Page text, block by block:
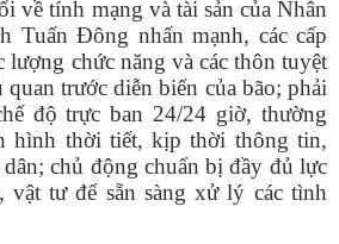
về tính mạng và tài sản của Nhân
Tuấn Đông nhấn mạnh, các cấp
chức năng và các thôn tuyệt
trước diễn biến của bão; phải
độ trực ban 24/24 giờ, thường
hình thời tiết, kịp thời thông tin,
chủ động chuẩn bị đầy đủ lực
vật tư để sẵn sàng xử lý các tình